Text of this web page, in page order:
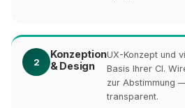
2
Konzeption
& Design
UX-Konzept und
Basis Ihrer CI.
zur Abstimmung
transparent.